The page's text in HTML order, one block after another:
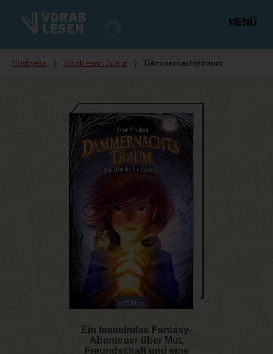
MENÜ
Du bist hier
Startseite ❭ Vorablesen Junior ❭ Dämmernachtstraum
Ein fesselndes Fantasy-
Abenteuer über Mut,
Freundschaft und eine